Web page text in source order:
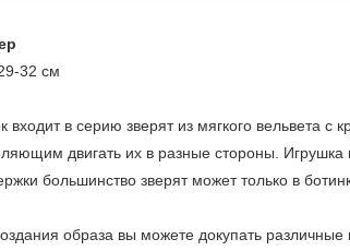
32 см
входит в серию зверят из мягкого вельвета с
двигать их в разные стороны. Игрушка
большинство зверят может только в
образа вы можете докупать